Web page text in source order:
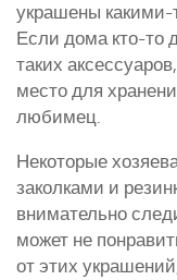
украшены
Если дома кто-то
таких
место для
любимец.
Некоторые
заколками и
внимательно
может не
от этих